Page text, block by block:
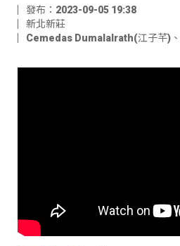
發布：2023-09-05 19:38
新北新莊
Cemedas Dumalalrath(江子芊) 、